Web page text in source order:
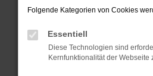
Manche Erweiterungen,
können das Laden
verhindern. Funktioniert
Folgende Kategorien von Cookies
Essentiell
Diese Technologien sind
Kernfunktionalität der Webseite